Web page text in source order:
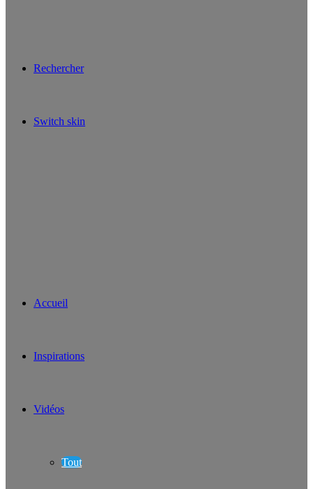
Rechercher
Switch skin
Accueil
Inspirations
Vidéos
Tout